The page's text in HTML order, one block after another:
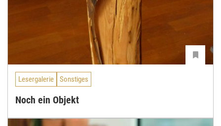
Lesergalerie Sonstiges
Noch ein Objekt